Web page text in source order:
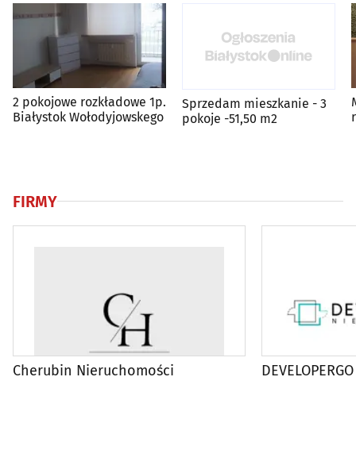
2 pokojowe rozkładowe 1p.
Białystok Wołodyjowskego
Sprzedam mieszkanie - 3
pokoje -51,50 m2
FIRMY
Cherubin Nieruchomości